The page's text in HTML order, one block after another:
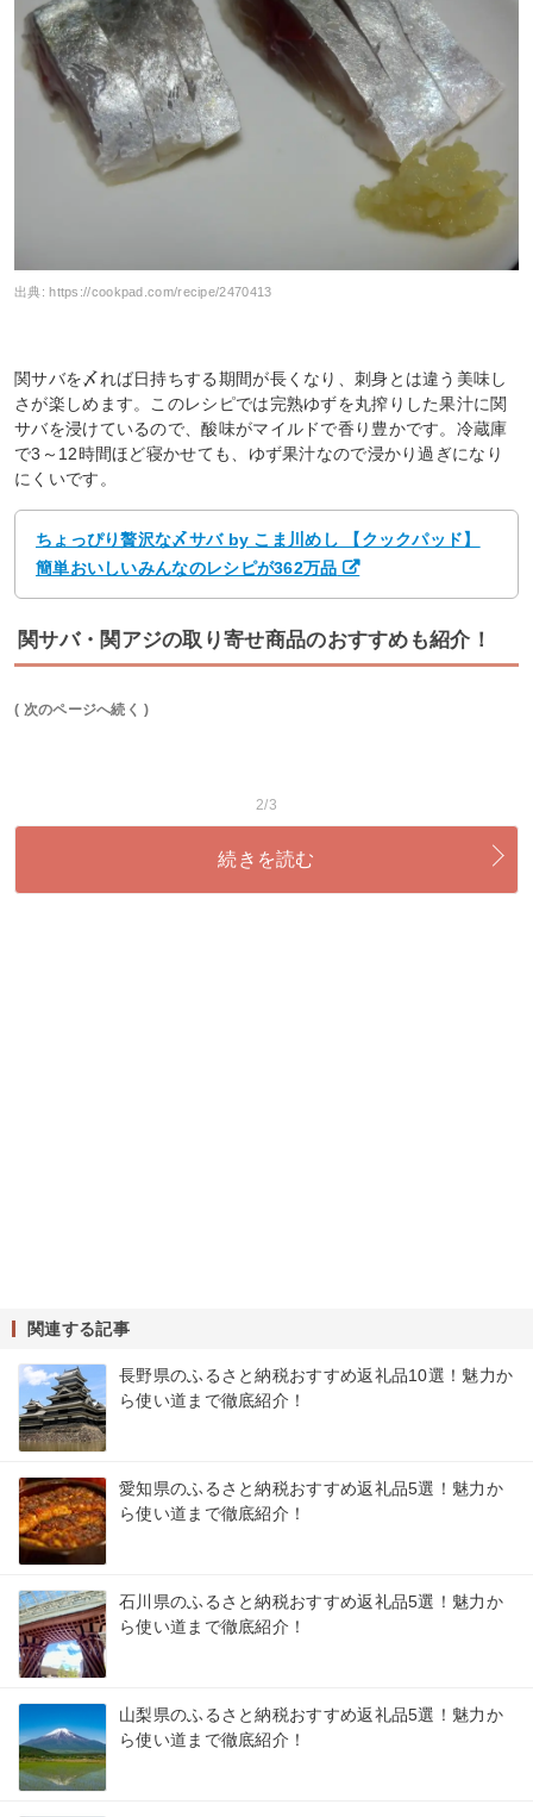
出典:https://cookpad.com/recipe/2470413
関サバを〆れば日持ちする期間が長くなり、刺身とは違う美味し
さが楽しめます。このレシピでは完熟ゆずを丸搾りした果汁に関
サバを浸けているので、酸味がマイルドで香り豊かです。冷蔵庫
で3～12時間ほど寝かせても、ゆず果汁なので浸かり過ぎになり
にくいです。
ちょっぴり贅沢な〆サバ by こま川めし 【クックパッド】
簡単おいしいみんなのレシピが362万品
関サバ・関アジの取り寄せ商品のおすすめも紹介！
( 次のページへ続く )
2/3
続きを読む
関連する記事
長野県のふるさと納税おすすめ返礼品10選！魅力か
ら使い道まで徹底紹介！
愛知県のふるさと納税おすすめ返礼品5選！魅力か
ら使い道まで徹底紹介！
石川県のふるさと納税おすすめ返礼品5選！魅力か
ら使い道まで徹底紹介！
山梨県のふるさと納税おすすめ返礼品5選！魅力か
ら使い道まで徹底紹介！